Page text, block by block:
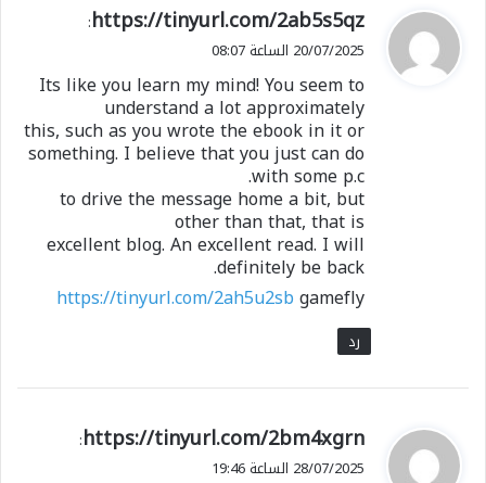
ي
ق
ل
https://tinyurl.com/2ab5s5qz
:
20/07/2025 الساعة 08:07
Its like you learn my mind! You seem to
understand a lot approximately
this, such as you wrote the ebook in it or
something. I believe that you just can do
with some p.c.
to drive the message home a bit, but
other than that, that is
excellent blog. An excellent read. I will
definitely be back.
https://tinyurl.com/2ah5u2sbgamefly
رد
ي
ق
https://tinyurl.com/2bm4xgrn
:
28/07/2025 الساعة 19:46